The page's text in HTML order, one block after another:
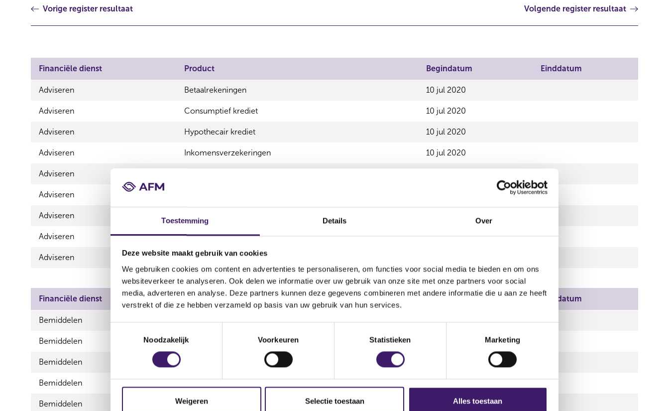
Toestemming Details Over
Deze website maakt gebruik van cookies
We gebruiken cookies om content en advertenties te personaliseren, om functies voor social media te bieden en om ons
websiteverkeer te analyseren. Ook delen we informatie over uw gebruik van onze site met onze partners voor social
media, adverteren en analyse. Deze partners kunnen deze gegevens combineren met andere informatie die u aan ze heeft
verstrekt of die ze hebben verzameld op basis van uw gebruik van hun services.
Noodzakelijk Voorkeuren Statistieken Marketing
Weigeren Selectie toestaan Alles toestaan
Vorige register resultaat Volgende register resultaat
Financiële dienst Product Begindatum Einddatum
Adviseren Betaalrekeningen 10 jul 2020
Adviseren Consumptief krediet 10 jul 2020
Adviseren Hypothecair krediet 10 jul 2020
Adviseren Inkomensverzekeringen 10 jul 2020
Adviseren
Adviseren
Adviseren Spaarrekeningen
Adviseren Vermogen 10 jul 2020
Adviseren Zorgverzekeringen
Financiële dienst Product Begindatum Einddatum
Bemiddelen Betaalrekeningen 10 jul 2020
Bemiddelen Consumptief krediet
Bemiddelen
Bemiddelen
Bemiddelen Schadeverzekeringen particulier 10 jul 2020